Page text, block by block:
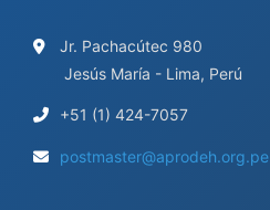
Jr. Pachacútec 980
Jesús María - Lima, Perú
+51 (1) 424-7057
postmaster@aprodeh.org.pe